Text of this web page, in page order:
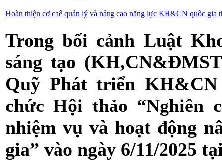
Hoàn thiện cơ chế quản lý và nâng cao năng lực KH&CN quốc
Trong bối cảnh Luật
sáng tạo
Quỹ Phát triển KH&CN
chức Hội thảo “Nghiên
nhiệm vụ và hoạt động
gia” vào ngày 6/11/2025